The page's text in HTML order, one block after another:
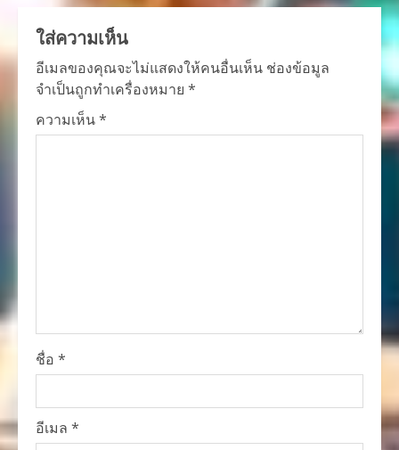
ใส่ความเห็น
อีเมลของคุณจะไม่แสดงให้คนอื่นเห็น ช่องข้อมูล
จำเป็นถูกทำเครื่องหมาย *
ความเห็น*
ชื่อ *
อีเมล *